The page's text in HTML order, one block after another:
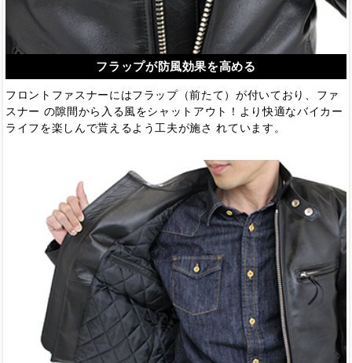
フラップが防風効果を高める
フロントファスナーにはフラップ（前たて）が付いており、ファ
スナー の隙間から入る風をシャットアウト！より快適なバイカー
ライフを楽しんで貰えるよう工夫が施さ れています。